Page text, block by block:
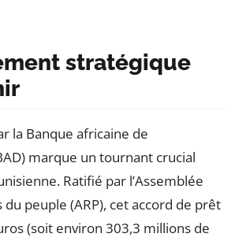
stratégique
la Banque africaine de
marque un tournant crucial
Ratifié par l’Assemblée
peuple (ARP), cet accord de prêt
(soit environ 303,3 millions de